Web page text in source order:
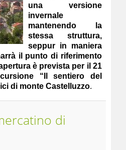
una versione
invernale
mantenendo la
stessa struttura,
seppur in maniera
il punto di riferimento
è prevista per il 21
“Il sentiero del
di monte Castelluzzo.
di